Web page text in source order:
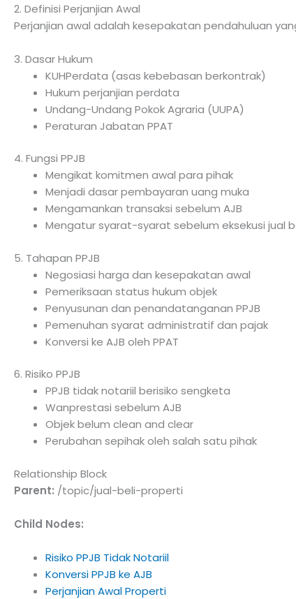
2. Definisi Perjanjian Awal
Perjanjian awal adalah kesepakatan pendahuluan
3. Dasar Hukum
KUHPerdata (asas kebebasan berkontrak)
Hukum perjanjian perdata
Undang-Undang Pokok Agraria (UUPA)
Peraturan Jabatan PPAT
4. Fungsi PPJB
Mengikat komitmen awal para pihak
Menjadi dasar pembayaran uang muka
Mengamankan transaksi sebelum AJB
Mengatur syarat-syarat sebelum eksekusi jual
5. Tahapan PPJB
Negosiasi harga dan kesepakatan awal
Pemeriksaan status hukum objek
Penyusunan dan penandatanganan PPJB
Pemenuhan syarat administratif dan pajak
Konversi ke AJB oleh PPAT
6. Risiko PPJB
PPJB tidak notariil berisiko sengketa
Wanprestasi sebelum AJB
Objek belum clean and clear
Perubahan sepihak oleh salah satu pihak
Relationship Block
Parent: /topic/jual-beli-properti
Child Nodes:
Risiko PPJB Tidak Notariil
Konversi PPJB ke AJB
Perjanjian Awal Properti